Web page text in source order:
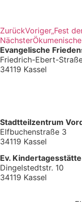
ZurückVoriger„Fest
Nächster
Evangelische
Friedrich-Ebert-
34119 Kassel
Stadtteilzentrum
Elfbuchenstraße 3
34119 Kassel
Ev.
Dingelstedtstr. 10
34119 Kassel